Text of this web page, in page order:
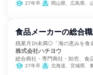
27年卒 岡山県、広島県、
食品メーカーの総合
残業月1h未満◎「海の恵みを食
株式会社ハチヨウ
総合商社・専門商社・卸売、食
27年卒 北海道、宮城県、東京都、